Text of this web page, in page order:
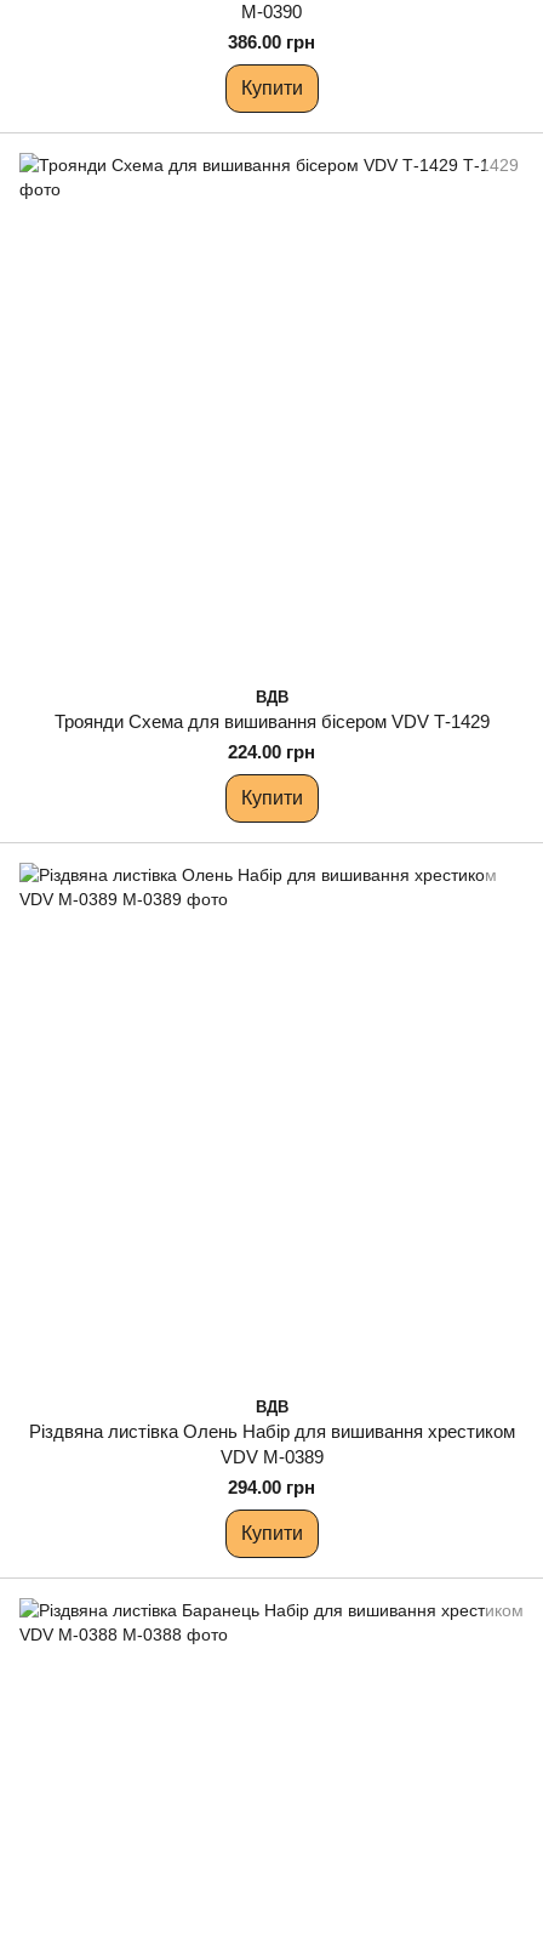
М-0390
386.00 грн
Купити
ВДВ
Троянди Схема для вишивання бісером VDV Т-1429
224.00 грн
Купити
ВДВ
Різдвяна листівка Олень Набір для вишивання хрестиком
VDV М-0389
294.00 грн
Купити